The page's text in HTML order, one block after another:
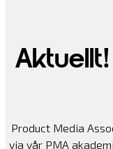
Product Media
via vår PMA